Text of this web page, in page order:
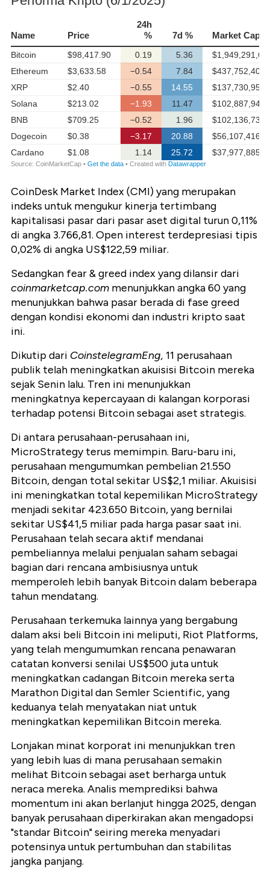
CoinDesk Market Index (CMI) yang merupakan
indeks untuk mengukur kinerja tertimbang
kapitalisasi pasar dari pasar aset digital turun 0,11%
di angka 3.766,81. Open interest terdepresiasi tipis
0,02% di angka US$122,59 miliar.
Sedangkan fear & greed index yang dilansir dari
coinmarketcap.com menunjukkan angka 60 yang
menunjukkan bahwa pasar berada di fase greed
dengan kondisi ekonomi dan industri kripto saat
ini.
Dikutip dari CoinstelegramEng, 11 perusahaan
publik telah meningkatkan akuisisi Bitcoin mereka
sejak Senin lalu. Tren ini menunjukkan
meningkatnya kepercayaan di kalangan korporasi
terhadap potensi Bitcoin sebagai aset strategis.
Di antara perusahaan-perusahaan ini,
MicroStrategy terus memimpin. Baru-baru ini,
perusahaan mengumumkan pembelian 21.550
Bitcoin, dengan total sekitar US$2,1 miliar. Akuisisi
ini meningkatkan total kepemilikan MicroStrategy
menjadi sekitar 423.650 Bitcoin, yang bernilai
sekitar US$41,5 miliar pada harga pasar saat ini.
Perusahaan telah secara aktif mendanai
pembeliannya melalui penjualan saham sebagai
bagian dari rencana ambisiusnya untuk
memperoleh lebih banyak Bitcoin dalam beberapa
tahun mendatang.
Perusahaan terkemuka lainnya yang bergabung
dalam aksi beli Bitcoin ini meliputi, Riot Platforms,
yang telah mengumumkan rencana penawaran
catatan konversi senilai US$500 juta untuk
meningkatkan cadangan Bitcoin mereka serta
Marathon Digital dan Semler Scientific, yang
keduanya telah menyatakan niat untuk
meningkatkan kepemilikan Bitcoin mereka.
Lonjakan minat korporat ini menunjukkan tren
yang lebih luas di mana perusahaan semakin
melihat Bitcoin sebagai aset berharga untuk
neraca mereka. Analis memprediksi bahwa
momentum ini akan berlanjut hingga 2025, dengan
banyak perusahaan diperkirakan akan mengadopsi
"standar Bitcoin" seiring mereka menyadari
potensinya untuk pertumbuhan dan stabilitas
jangka panjang.